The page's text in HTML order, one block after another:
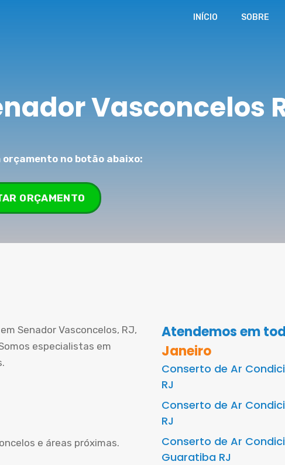
INÍCIO SOBRE
Vasconcelos
no botão abaixo:
ORÇAMENTO
Senador Vasconcelos, RJ,
especialistas em
e áreas próximas.
Atendemos em
Janeiro
Conserto de Ar
RJ
Conserto de Ar
RJ
Conserto de Ar
Guaratiba RJ